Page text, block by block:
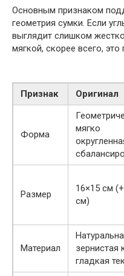
Основным признаком
геометрия сумки. Если
выглядит слишком
мягкой, скорее всего, это
Признак Оригинал
Форма
мягко
Размер
16×15 см
см)
Материал
зернистая
гладкая